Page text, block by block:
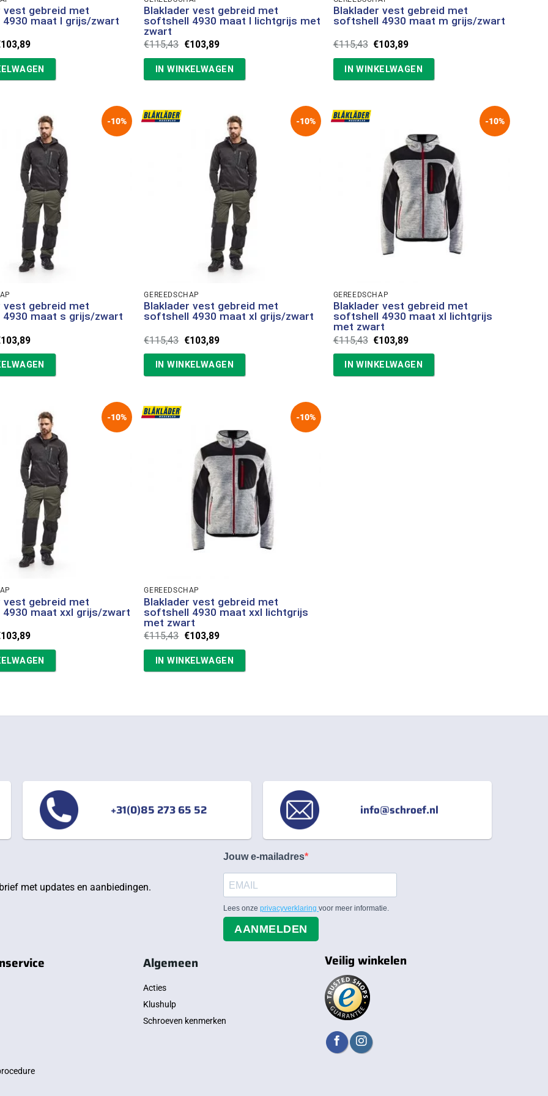
vest gebreid met
maat l grijs/zwart
103,89Huidige
€103,89.
Blaklader vest gebreid met
softshell 4930 maat l lichtgrijs met
zwart
€115,43 Oorspronkelijke
€115,43.
€103,89Huidige
€103,89.
IN WINKELWAGEN
Blaklader vest gebreid met
softshell 4930 maat m grijs/zwart
€115,43 Oorspronkelijke
€115,43.
€103,89Huidige
€103,89.
IN WINKELWAGEN
-10%
vest gebreid met
maat s grijs/zwart
103,89Huidige
is:
€103,89.
-10%
GEREEDSCHAP
Blaklader vest gebreid met
softshell 4930 maat xl grijs/zwart
€115,43 Oorspronkelijke
was:
€115,43.
€103,89Huidige
is:
€103,89.
IN WINKELWAGEN
-10%
GEREEDSCHAP
Blaklader vest gebreid met
softshell 4930 maat xl lichtgrijs
met zwart
€115,43 Oorspronkelijke
was:
€115,43.
€103,89Huidige
is:
€103,89.
IN WINKELWAGEN
-10%
vest gebreid met
maat xxl grijs/zwart
103,89Huidige
€103,89.
-10%
GEREEDSCHAP
Blaklader vest gebreid met
softshell 4930 maat xxl lichtgrijs
met zwart
€115,43 Oorspronkelijke
€115,43.
€103,89Huidige
€103,89.
IN WINKELWAGEN
+31(0)85 273 65 52 info@schroef.nl
met updates en aanbiedingen.
Jouw e-mailadres
Lees onzeprivacyverklaringvoor meer informatie.
AANMELDEN
Algemeen
Acties
Klushulp
Schroeven kenmerken
Veilig winkelen